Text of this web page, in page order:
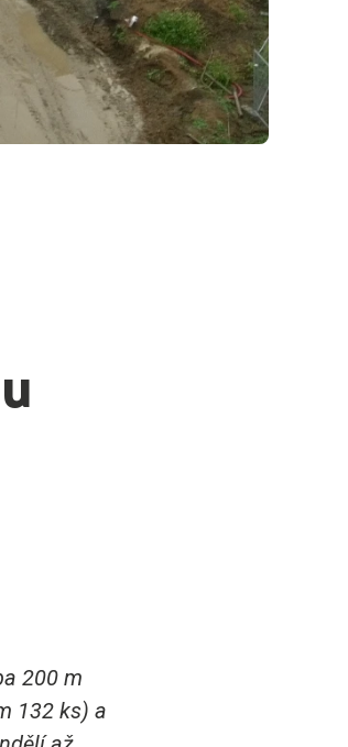
200 m
132 ks) a